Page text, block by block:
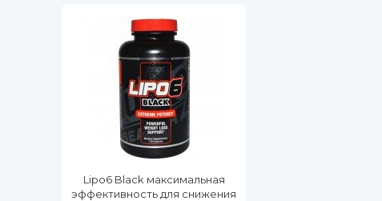
Lipo6 Black максимальная
эффективность для снижения